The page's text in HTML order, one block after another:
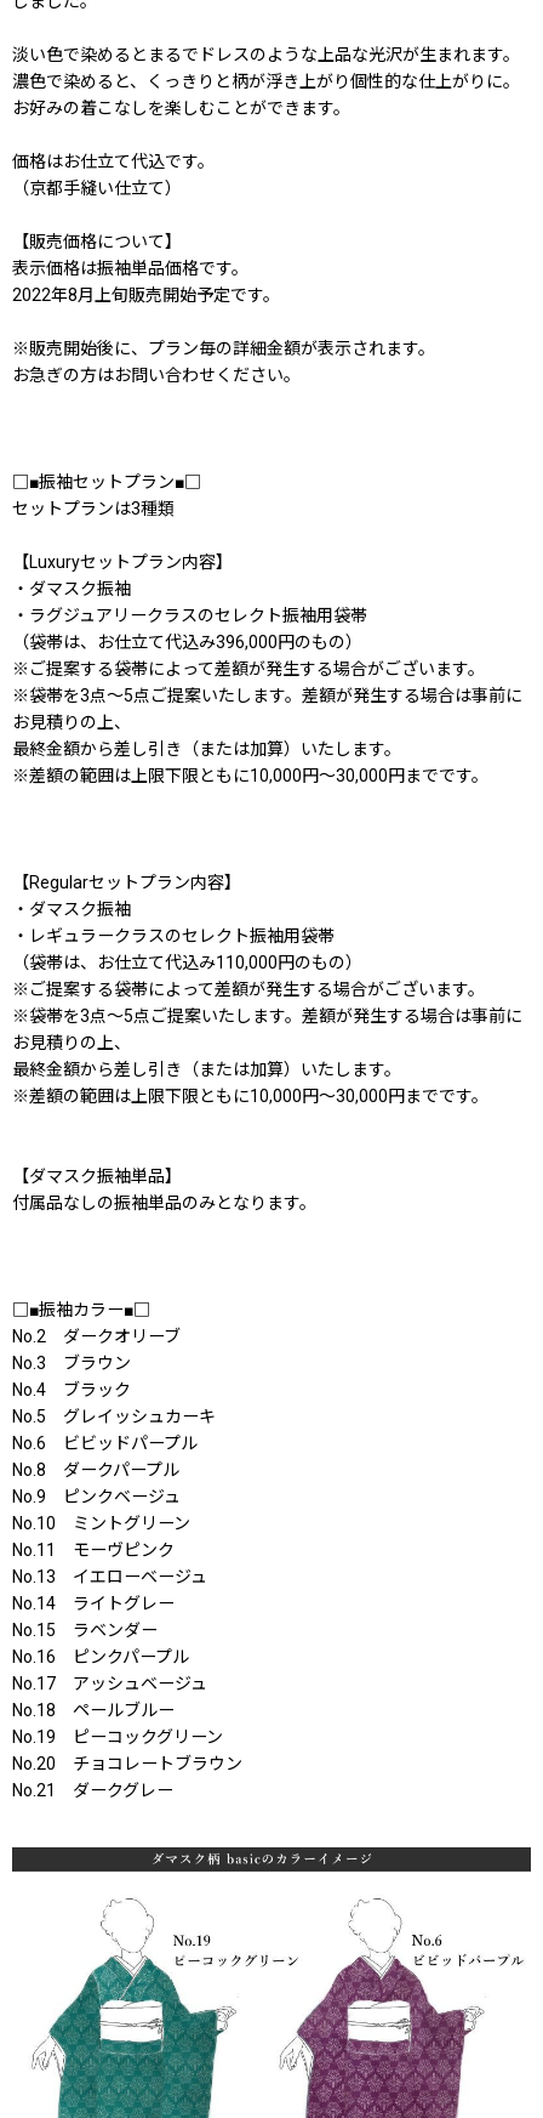
淡い色で染めるとまるでドレスのような上品な光沢が生まれます。
濃色で染めると、くっきりと柄が浮き上がり個性的な仕上がりに。
お好みの着こなしを楽しむことができます。
価格はお仕立て代込です。
（京都手縫い仕立て）
【販売価格について】
表示価格は振袖単品価格です。
2022年8月上旬販売開始予定です。
※販売開始後に、プラン毎の詳細金額が表示されます。
お急ぎの方はお問い合わせください。
□■振袖セットプラン■□
セットプランは3種類
【Luxuryセットプラン内容】
・ダマスク振袖
・ラグジュアリークラスのセレクト振袖用袋帯
（袋帯は、お仕立て代込み396,000円のもの）
※ご提案する袋帯によって差額が発生する場合がございます。
※袋帯を3点〜5点ご提案いたします。差額が発生する場合は事前に
お見積りの上、
最終金額から差し引き（または加算）いたします。
※差額の範囲は上限下限ともに10,000円〜30,000円までです。
【Regularセットプラン内容】
・ダマスク振袖
・レギュラークラスのセレクト振袖用袋帯
（袋帯は、お仕立て代込み110,000円のもの）
※ご提案する袋帯によって差額が発生する場合がございます。
※袋帯を3点〜5点ご提案いたします。差額が発生する場合は事前に
お見積りの上、
最終金額から差し引き（または加算）いたします。
※差額の範囲は上限下限ともに10,000円〜30,000円までです。
【ダマスク振袖単品】
付属品なしの振袖単品のみとなります。
□■振袖カラー■□
No.2 ダークオリーブ
No.3 ブラウン
No.4 ブラック
No.5 グレイッシュカーキ
No.6 ビビッドパープル
No.8 ダークパープル
No.9 ピンクベージュ
No.10 ミントグリーン
No.11 モーヴピンク
No.13 イエローベージュ
No.14 ライトグレー
No.15 ラベンダー
No.16 ピンクパープル
No.17 アッシュベージュ
No.18 ペールブルー
No.19 ピーコックグリーン
No.20 チョコレートブラウン
No.21 ダークグレー